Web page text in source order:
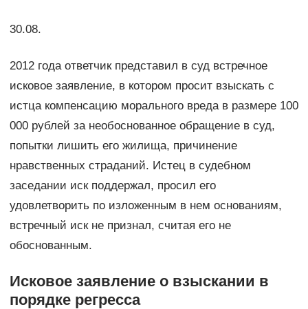
30.08.
2012 года ответчик представил в суд встречное
исковое заявление, в котором просит взыскать с
истца компенсацию морального вреда в размере 100
000 рублей за необоснованное обращение в суд,
попытки лишить его жилища, причинение
нравственных страданий. Истец в судебном
заседании иск поддержал, просил его
удовлетворить по изложенным в нем основаниям,
встречный иск не признал, считая его не
обоснованным.
Исковое заявление о взыскании в
порядке регресса